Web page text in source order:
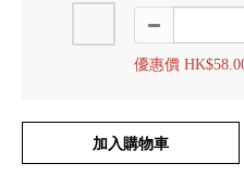
優惠價
加入購物車